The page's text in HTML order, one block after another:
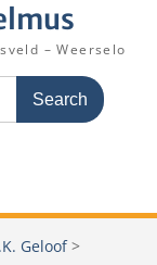
– Weerselo
Geloof>